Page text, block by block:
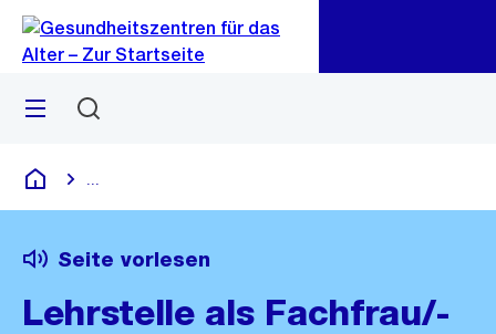
Navigation
Sprunglink
Menü
Gesundheitszentren für das Alter
Seite vorlesen
Lehrstelle als Fachfrau/-